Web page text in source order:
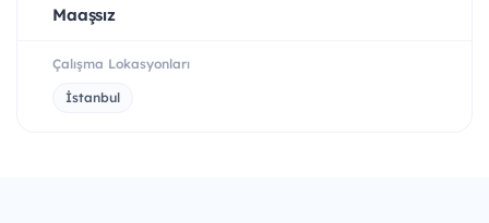
Maaşsız
Çalışma Lokasyonları
İstanbul